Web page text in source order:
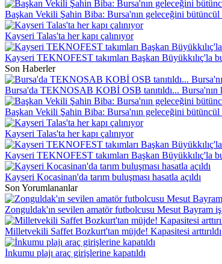
Başkan Vekili Şahin Biba: Bursa'nın geleceğini bütüncül
Kayseri Talas'ta her kapı çalınıyor
Kayseri TEKNOFEST takımları Başkan Büyükkılıç'la
Son Haberler
Bursa'da TEKNOSAB KOBİ OSB tanıtıldı... Bursa'nın
Başkan Vekili Şahin Biba: Bursa'nın geleceğini bütüncül
Kayseri Talas'ta her kapı çalınıyor
Kayseri TEKNOFEST takımları Başkan Büyükkılıç'la
Kayseri Kocasinan'da tarım buluşması hasatla açıldı
Son Yorumlananlar
Zonguldak'ın sevilen amatör futbolcusu Mesut Bayram
Milletvekili Saffet Bozkurt'tan müjde! Kapasitesi arttırıldı
İnkumu plajı araç girişlerine kapatıldı